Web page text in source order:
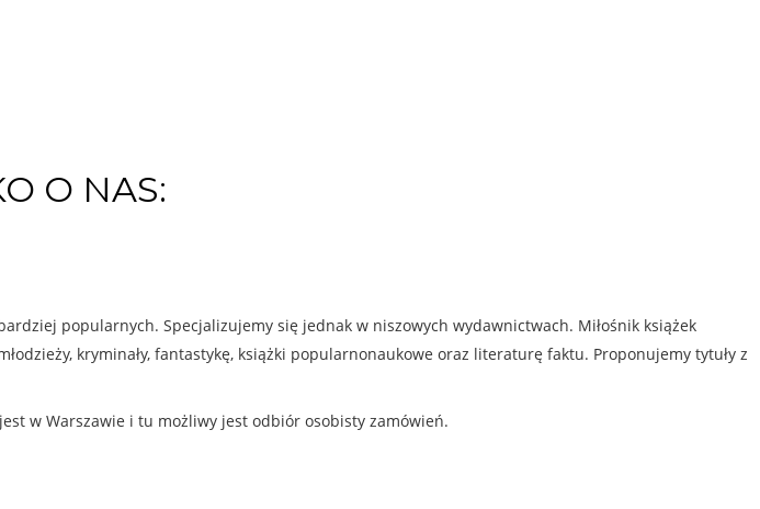
O NAS:
popularnych. Specjalizujemy się jednak w niszowych wydawnictwach. Miłośnik książek
kryminały, fantastykę, książki popularnonaukowe oraz literaturę faktu. Proponujemy tytuły z
w Warszawie i tu możliwy jest odbiór osobisty zamówień.